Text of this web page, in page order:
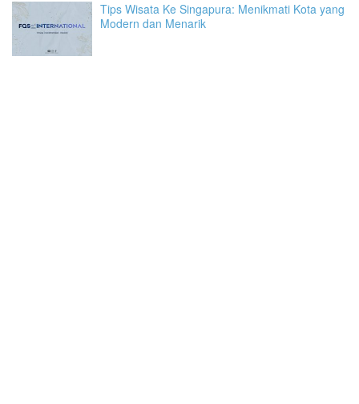
Tips Wisata Ke Singapura: Menikmati Kota yang
Modern dan Menarik